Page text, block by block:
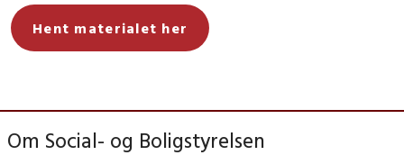
Hent materialet her
Om Social- og Boligstyrelsen